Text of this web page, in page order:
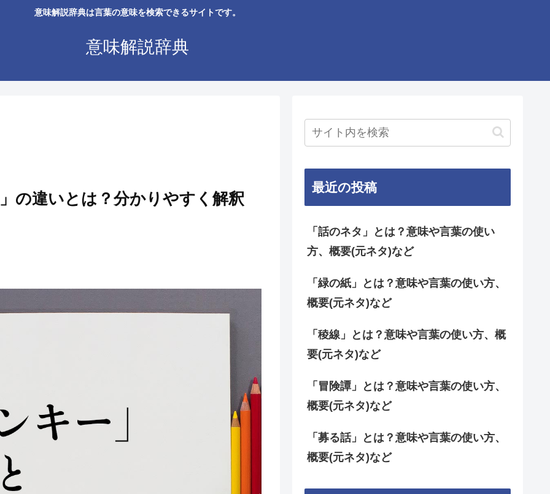
意味解説辞典は言葉の意味を検索できるサイトです。
意味解説辞典
の違いとは？分かりやすく解釈
最近の投稿
「話のネタ」とは？意味や言葉の使い
方、概要(元ネタ)など
「緑の紙」とは？意味や言葉の使い方、
概要(元ネタ)など
「稜線」とは？意味や言葉の使い方、概
要(元ネタ)など
「冒険譚」とは？意味や言葉の使い方、
概要(元ネタ)など
「募る話」とは？意味や言葉の使い方、
概要(元ネタ)など